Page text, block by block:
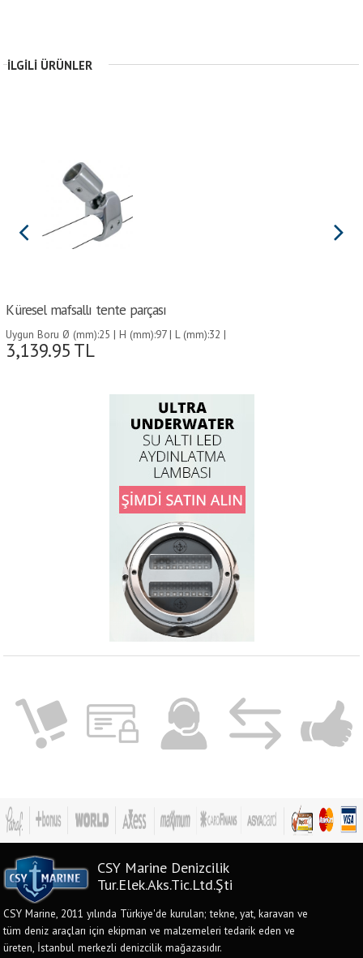
İLGILI ÜRÜNLER
Küresel mafsallı tente parçası
Uygun Boru Ø (mm):25 | H (mm):97 | L (mm):32 |
3,139.95 TL
CSY Marine Denizcilik
Tur.Elek.Aks.Tic.Ltd.Şti
CSY Marine, 2011 yılında Türkiye'de kurulan; tekne, yat, karavan ve
tüm deniz araçları için ekipman ve malzemeleri tedarik eden ve
üreten, İstanbul merkezli denizcilik mağazasıdır.